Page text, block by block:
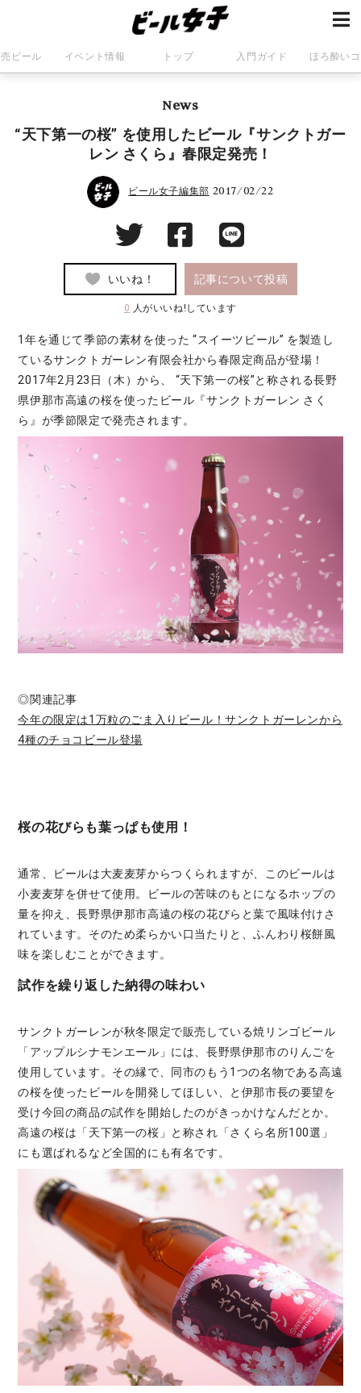
ビール イベント情報 トップ 入門ガイド ほろ酔い
News
“天下第一の桜” を使用したビール『サンクトガー
レン さくら』春限定発売！
ビール女子編集部 2017/02/22
いいね！ 記事について投稿
0 人がいいね!しています
1年を通じて季節の素材を使った “スイーツビール” を製造し
ているサンクトガーレン有限会社から春限定商品が登場！
2017年2月23日（木）から、 “天下第一の桜”と称される長野
県伊那市高遠の桜を使ったビール『サンクトガーレン さく
ら』が季節限定で発売されます。
◎関連記事
今年の限定は1万粒のごま入りビール！サンクトガーレンから
4種のチョコビール登場
桜の花びらも葉っぱも使用！
通常、ビールは大麦麦芽からつくられますが、このビールは
小麦麦芽を併せて使用。ビールの苦味のもとになるホップの
量を抑え、長野県伊那市高遠の桜の花びらと葉で風味付けさ
れています。そのため柔らかい口当たりと、ふんわり桜餅風
味を楽しむことができます。
試作を繰り返した納得の味わい
サンクトガーレンが秋冬限定で販売している焼リンゴビール
「アップルシナモンエール」には、長野県伊那市のりんごを
使用しています。その縁で、同市のもう1つの名物である高遠
の桜を使ったビールを開発してほしい、と伊那市長の要望を
受け今回の商品の試作を開始したのがきっかけなんだとか。
高遠の桜は「天下第一の桜」と称され「さくら名所100選」
にも選ばれるなど全国的にも有名です。